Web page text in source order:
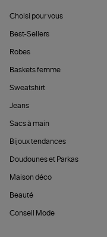
Choisi pour vous
Best-Sellers
Robes
Baskets femme
Sweatshirt
Jeans
Sacs à main
Bijoux tendances
Doudounes et Parkas
Maison déco
Beauté
Conseil Mode